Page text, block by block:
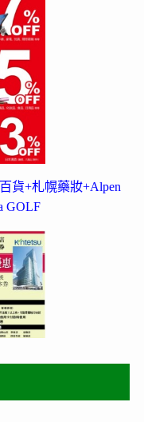
貨+札幌藥妝+Alpen
GOLF